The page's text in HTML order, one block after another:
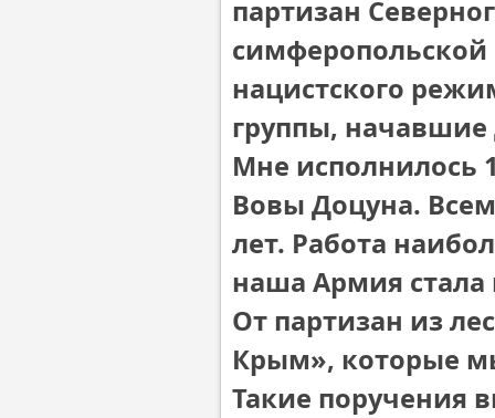
партизан
симферопольской
нацистского
группы, начавшие
Мне исполнилось
Вовы Доцуна.
лет. Работа
наша Армия
От партизан из
Крым», которые
Такие поручения